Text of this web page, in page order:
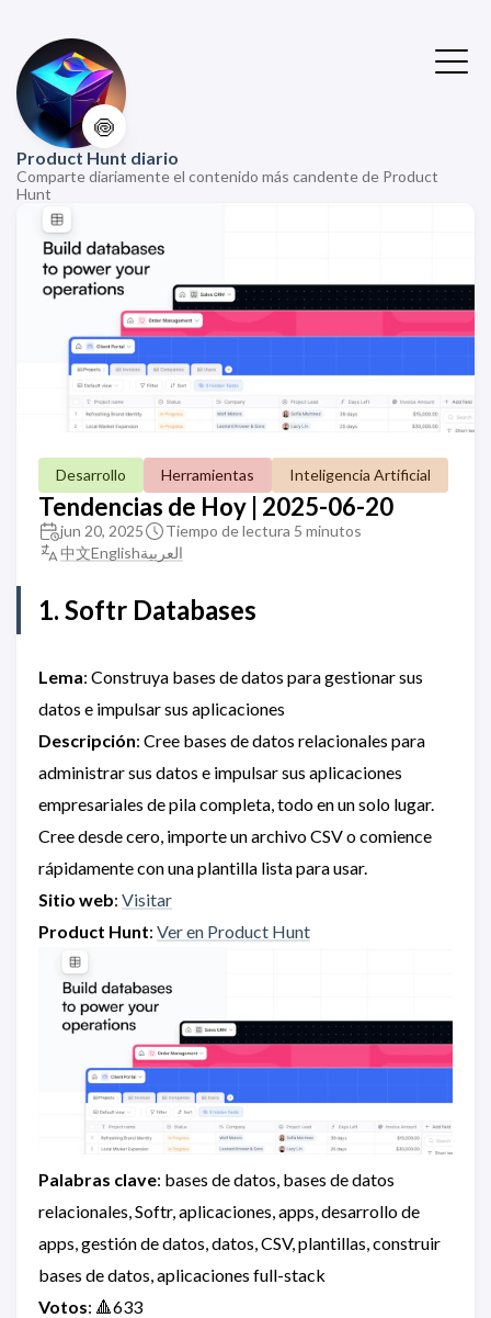
🍥
Product Hunt diario
Comparte diariamente el contenido más candente de Product
Hunt
Desarrollo Herramientas Inteligencia Artificial
Tendencias de Hoy | 2025-06-20
jun 20, 2025
Tiempo de lectura 5 minutos
中文Englishالعربية
1. Softr Databases
Lema: Construya bases de datos para gestionar sus
datos e impulsar sus aplicaciones
Descripción: Cree bases de datos relacionales para
administrar sus datos e impulsar sus aplicaciones
empresariales de pila completa, todo en un solo lugar.
Cree desde cero, importe un archivo CSV o comience
rápidamente con una plantilla lista para usar.
Sitio web: Visitar
Product Hunt: Ver en Product Hunt
Palabras clave: bases de datos, bases de datos
relacionales, Softr, aplicaciones, apps, desarrollo de
apps, gestión de datos, datos, CSV, plantillas, construir
bases de datos, aplicaciones full-stack
Votos: 🔺633